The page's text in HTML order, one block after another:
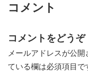
コメント
コメントをどうぞ
メールアドレスが公開
ている欄は必須項目で